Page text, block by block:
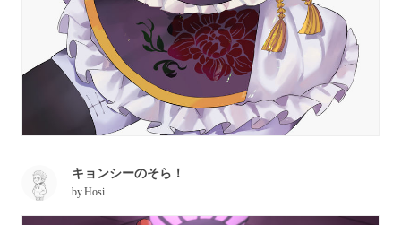
キョンシーのそら！
byHosi